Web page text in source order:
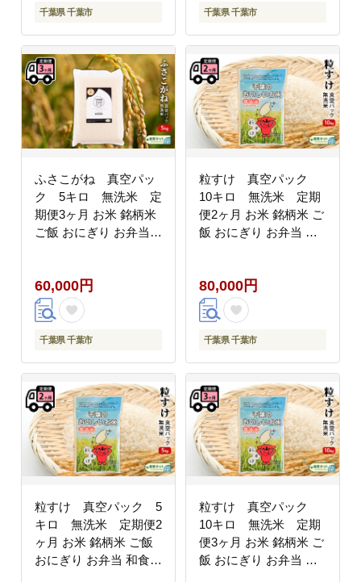
千葉県 千葉市 千葉県 千葉市
ふさこがね 真空パッ
ク 5キロ 無洗米 定
期便3ヶ月 お米 銘柄米
ご飯 おにぎり お弁当
60,000円
千葉県 千葉市
粒すけ 真空パック
10キロ 無洗米 定期
便2ヶ月 お米 銘柄米 ご
飯 おにぎり お弁当 和
80,000円
千葉県 千葉市
粒すけ 真空パック 5
キロ 無洗米 定期便2
ヶ月 お米 銘柄米 ご飯
おにぎり お弁当 和食
粒すけ 真空パック
10キロ 無洗米 定期
便3ヶ月 お米 銘柄米 ご
飯 おにぎり お弁当 和